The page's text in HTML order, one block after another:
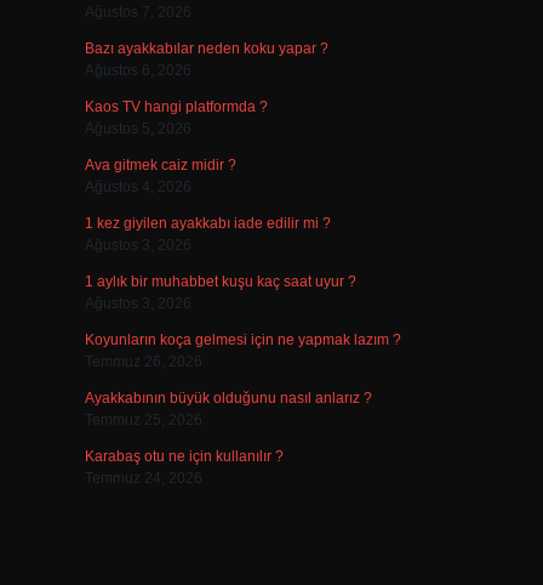
Ağustos 7, 2026
Bazı ayakkabılar neden koku yapar ?
Ağustos 6, 2026
Kaos TV hangi platformda ?
Ağustos 5, 2026
Ava gitmek caiz midir ?
Ağustos 4, 2026
1 kez giyilen ayakkabı iade edilir mi ?
Ağustos 3, 2026
1 aylık bir muhabbet kuşu kaç saat uyur ?
Ağustos 3, 2026
Koyunların koça gelmesi için ne yapmak lazım ?
Temmuz 26, 2026
Ayakkabının büyük olduğunu nasıl anlarız ?
Temmuz 25, 2026
Karabaş otu ne için kullanılır ?
Temmuz 24, 2026